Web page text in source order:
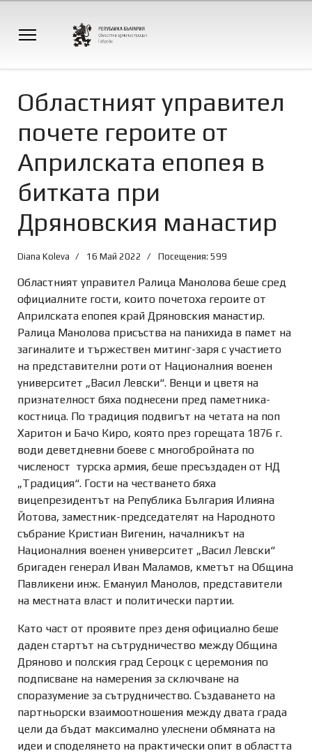
Областният управител
почете героите от
Априлската епопея в
битката при
Дряновския манастир
Diana Koleva 16 Май 2022 Посещения: 599
Областният управител Ралица Манолова беше сред
официалните гости, които почетоха героите от
Априлската епопея край Дряновския манастир.
Ралица Манолова присъства на панихида в памет на
загиналите и тържествен митинг-заря с участието
на представителни роти от Националния военен
университет „Васил Левски“. Венци и цветя на
признателност бяха поднесени пред паметника-
костница. По традиция подвигът на четата на поп
Харитон и Бачо Киро, която през горещата 1876 г.
води деветдневни боеве с многобройната по
численост турска армия, беше пресъздаден от НД
„Традиция“. Гости на честването бяха
вицепрезидентът на Република България Илияна
Йотова, заместник-председателят на Народното
събрание Кристиан Вигенин, началникът на
Националния военен университет „Васил Левски“
бригаден генерал Иван Маламов, кметът на Община
Павликени инж. Емануил Манолов, представители
на местната власт и политически партии.
Като част от проявите през деня официално беше
даден стартът на сътрудничество между Община
Дряново и полския град Сероцк с церемония по
подписване на намерения за сключване на
споразумение за сътрудничество. Създаването на
партньорски взаимоотношения между двата града
цели да бъдат максимално улеснени обмяната на
идеи и споделянето на практически опит в областта